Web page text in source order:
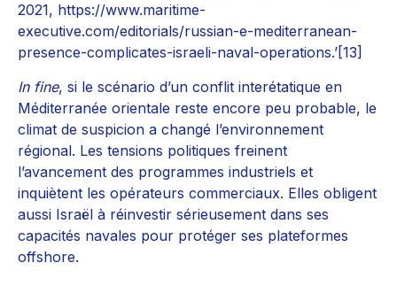
2021, https://www.maritime-
executive.com/editorials/russian-e-mediterranean-
presence-complicates-israeli-naval-operations.’[13]
In fine, si le scénario d’un conflit interétatique en
Méditerranée orientale reste encore peu probable, le
climat de suspicion a changé l’environnement
régional. Les tensions politiques freinent
l’avancement des programmes industriels et
inquiètent les opérateurs commerciaux. Elles obligent
aussi Israël à réinvestir sérieusement dans ses
capacités navales pour protéger ses plateformes
offshore.